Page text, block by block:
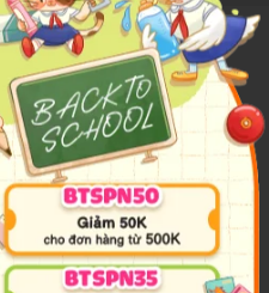
kế hình tròn với tông màu
nổi bật.
đưa đầu bút chì vào và
bạn đã được chuốt nhọn rất
tiết kiệm thời gian và công